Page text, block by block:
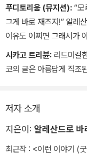
/
(멈춰서 뒤를 돌아본다)
푸디토리움 (뮤지션): “모
그게 바로 재즈지!” 알레
이유도 어쩌면 그래서가
더없이 풍성하게 넘쳐 흐
노베첸토가 피아노를 연
는 않겠지만, 시대가 달라
까지 타인이 이해하기 힘
게도 존재했을 것입니다.
시카고 트리뷴: 리드미컬
코의 글은 아름답게 직조
저자 소개
지은이: 알레산드로 바
최근작 : <이런 이야기 (